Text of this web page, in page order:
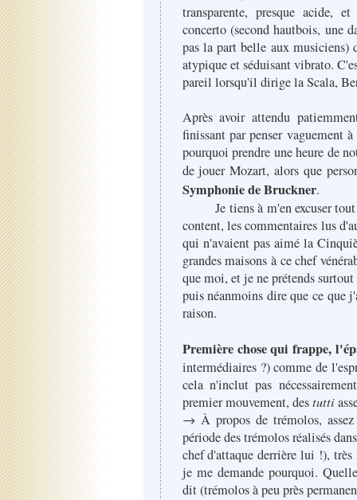
transparente, presque acide,
concerto (second hautbois, une
pas la part belle aux musiciens)
atypique et séduisant vibrato.
pareil lorsqu'il dirige la Scala,
Après avoir attendu
finissant par penser vaguement
pourquoi prendre une heure de
de jouer Mozart, alors que
Symphonie de Bruckner.
Je tiens à m'en excuser tout
content, les commentaires lus
qui n'avaient pas aimé la
grandes maisons à ce chef
que moi, et je ne prétends
puis néanmoins dire que ce que
raison.
Première chose qui frappe,
intermédiaires ?) comme de
cela n'inclut pas
premier mouvement, destutti
→ À propos de trémolos, assez
période des trémolos réalisés
chef d'attaque derrière lui !), très
je me demande pourquoi.
dit (trémolos à peu près